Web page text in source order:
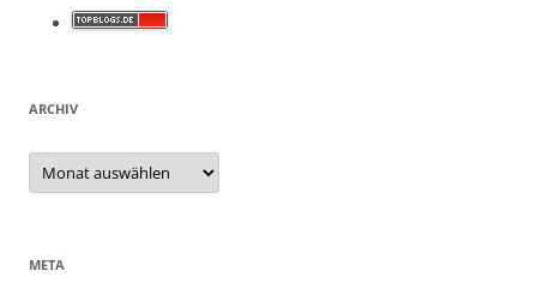
ARCHIV
Archiv
META